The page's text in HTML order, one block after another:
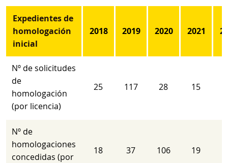
Expedientes de
homologación
inicial
2018 2019 2020 2021
Nº de solicitudes
de
homologación
(por licencia)
25 117 28 15
Nº de
homologaciones
concedidas (por
18 37 106 19